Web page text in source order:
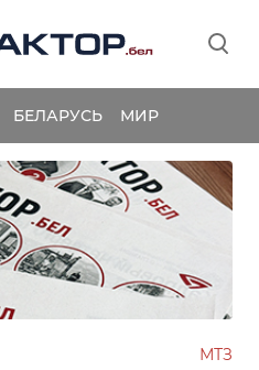
БЕЛАРУСЬ МИР
МТЗ